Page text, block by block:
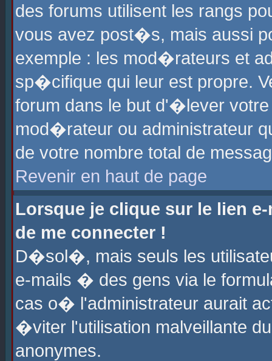
des forums utilisent les rangs
vous avez post�s, mais aussi
exemple : les mod�rateurs et
sp�cifique qui leur est propre.
forum dans le but d'�lever
mod�rateur ou administrateur
de votre nombre total de
Revenir en haut de page
Lorsque je clique sur le lien
de me connecter !
D�sol�, mais seuls les
e-mails � des gens via le
cas o� l'administrateur aurait
�viter l'utilisation malveillante
anonymes.